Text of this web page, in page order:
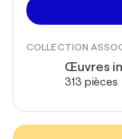
COLLECTION
Œuvres
313 pièces